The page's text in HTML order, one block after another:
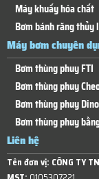
Máy khuấy hóa chất
Bơm bánh răng thủy
Máy bơm chuyên
Bơm thùng phuy FTI
Bơm thùng phuy
Bơm thùng phuy Dino
Bơm thùng phuy
Liên hệ
Tên đơn vị: CÔNG TY